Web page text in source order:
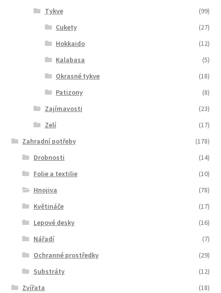
Tykve
(99)
Cukety
(27)
Hokkaido
(12)
Kalabasa
(5)
Okrasné tykve
(18)
Patizony
(8)
Zajímavosti
(23)
Zelí
(17)
Zahradní potřeby
(178)
Drobnosti
(14)
Folie a textilie
(10)
Hnojiva
(78)
Květináče
(17)
Lepové desky
(16)
Nářadí
(7)
Ochranné prostředky
(29)
Substráty
(12)
Zvířata
(18)